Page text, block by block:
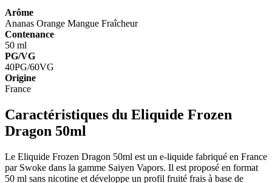
Arôme
Ananas Orange Mangue Fraîcheur
Contenance
50 ml
PG/VG
40PG/60VG
Origine
France
Caractéristiques du Eliquide Frozen
Dragon 50ml
Le Eliquide Frozen Dragon 50ml est un e-liquide fabriqué en France
par Swoke dans la gamme Saiyen Vapors. Il est proposé en format
50 ml sans nicotine et développe un profil fruité frais à base de